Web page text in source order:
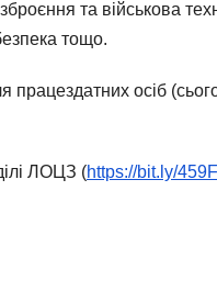
та військова
тощо.
осіб
ЛОЦЗ (https://bit.ly/